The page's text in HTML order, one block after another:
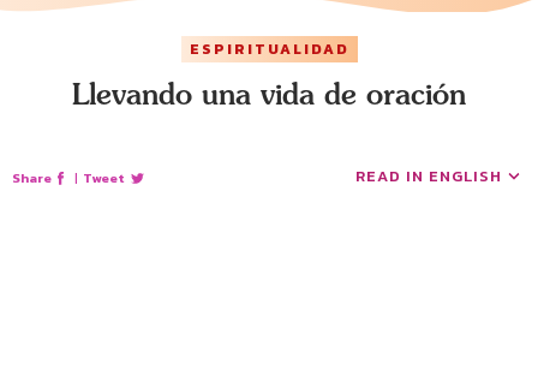
ESPIRITUALIDAD
Llevando una vida de oración
Share | Tweet READ IN ENGLISH